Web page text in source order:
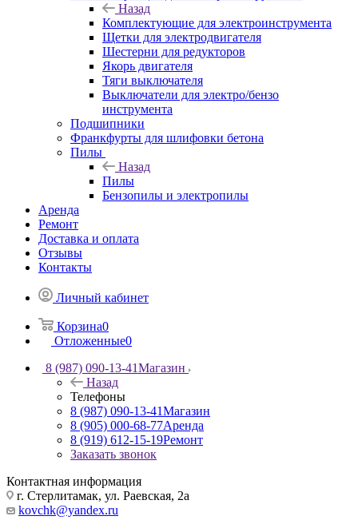
Назад
Комплектующие для электроинструмента
Щетки для электродвигателя
Шестерни для редукторов
Якорь двигателя
Тяги выключателя
Выключатели для электро/бензо
инструмента
Подшипники
Франкфурты для шлифовки бетона
Пилы
Назад
Пилы
Бензопилы и электропилы
Аренда
Ремонт
Доставка и оплата
Отзывы
Контакты
Личный кабинет
Корзина0
Отложенные0
8 (987) 090-13-41Магазин
Назад
Телефоны
8 (987) 090-13-41Магазин
8 (905) 000-68-77Аренда
8 (919) 612-15-19Ремонт
Заказать звонок
Контактная информация
г. Стерлитамак, ул. Раевская, 2а
kovchk@yandex.ru